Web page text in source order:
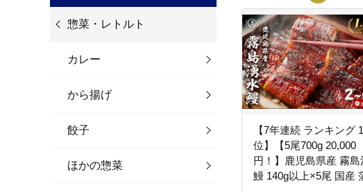
惣菜・レトルト
カレー
から揚げ
餃子
ほかの惣菜
【7年連続 ランキング 1
位】【5尾700g 20,000
円！】鹿児島県産 霧島
鰻 140g以上×5尾 国産